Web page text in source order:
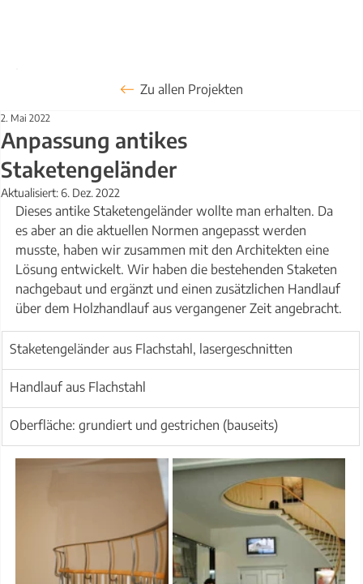
Anpassung antikes
Staketengeländer
2. Mai 2022
Aktualisiert: 6. Dez. 2022
Dieses antike Staketengeländer wollte man erhalten. Da
es aber an die aktuellen Normen angepasst werden
musste, haben wir zusammen mit den Architekten eine
Lösung entwickelt. Wir haben die bestehenden Staketen
nachgebaut und ergänzt und einen zusätzlichen Handlauf
über dem Holzhandlauf aus vergangener Zeit angebracht.
Staketengeländer aus Flachstahl, lasergeschnitten
Handlauf aus Flachstahl
Oberfläche: grundiert und gestrichen (bauseits)
Zu allen Projekten